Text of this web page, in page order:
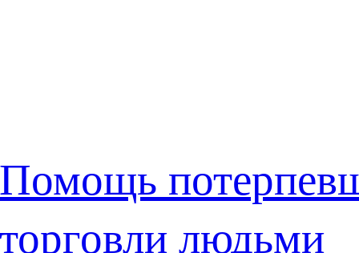
Помощь
торговли людьми